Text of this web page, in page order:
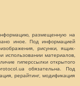
размещенную на
иное. Под информацией
рисунки, ящик-
использовании материалов,
гиперссылки открытого
обязательна. Под
рерайтинг, модификация